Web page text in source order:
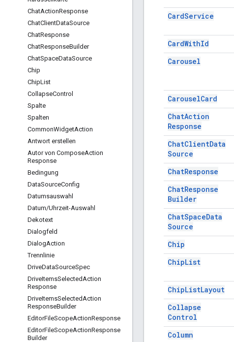
ChatActionResponse
ChatClientDataSource
ChatResponse
ChatResponseBuilder
ChatSpaceDataSource
Chip
ChipList
CollapseControl
Spalte
Spalten
CommonWidgetAction
Antwort erstellen
Autor von ComposeAction
Response
Bedingung
DataSourceConfig
Datumsauswahl
Datum/Uhrzeit-Auswahl
Dekotext
Dialogfeld
DialogAction
Trennlinie
DriveDataSourceSpec
DriveItemsSelectedAction
Response
DriveItemsSelectedAction
ResponseBuilder
EditorFileScopeActionResponse
EditorFileScopeActionResponse
Builder
CardService
CardWithId
Carousel
CarouselCard
ChatAction
Response
ChatClientData
Source
ChatResponse
ChatResponse
Builder
ChatSpaceData
Source
Chip
ChipList
ChipListLayout
Collapse
Control
Column